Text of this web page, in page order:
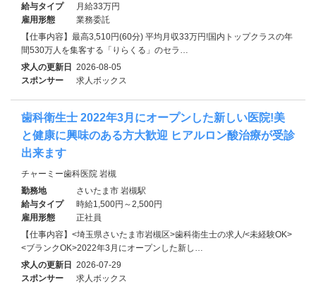
給与タイプ
月給33万円
雇用形態
業務委託
【仕事内容】最高3,510円(60分) 平均月収33万円!国内トップクラスの年
間530万人を集客する「りらくる」のセラ…
求人の更新日 2026-08-05
スポンサー
求人ボックス
歯科衛生士 2022年3月にオープンした新しい医院!美
と健康に興味のある方大歓迎 ヒアルロン酸治療が受診
出来ます
チャーミー歯科医院 岩槻
勤務地
さいたま市 岩槻駅
給与タイプ
時給1,500円～2,500円
雇用形態
正社員
【仕事内容】<埼玉県さいたま市岩槻区>歯科衛生士の求人/<未経験OK>
<ブランクOK>2022年3月にオープンした新し…
求人の更新日 2026-07-29
スポンサー
求人ボックス